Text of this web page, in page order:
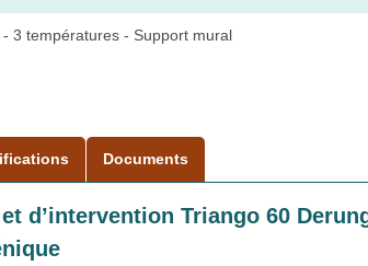
3 températures - Support mural
Documents
d’intervention Triango 60